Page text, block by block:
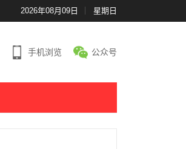
2026年08月09日 星期日
手机浏览 公众号